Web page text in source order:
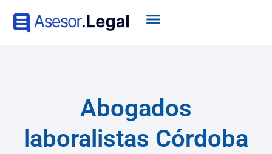
Abogados
laboralistas Córdoba